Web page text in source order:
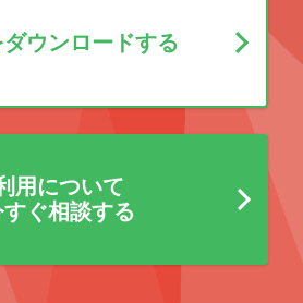
ウンロードする
用について
ぐ相談する